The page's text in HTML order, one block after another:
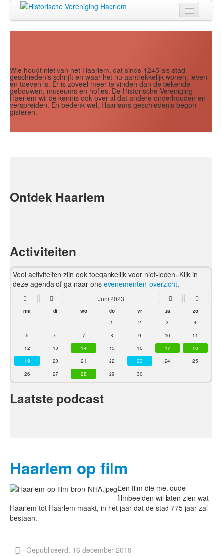
Zien
Lezen
Over ons
Wie houdt niet van het Haarlem, dat sinds 1245 als stad
geschiedenis schrijft en waar het nu aantrekkelijk wonen, leven
en toeven is. Er is zoveel meer te vinden dan de bekende
gebouwen, museums en hofjes. De Historische Vereniging
Haerlem wil de kennis ook over al dat andere onderhouden en
verspreiden. En bedenk wel, Haarlems geschiedenis begon
gisteren.
Ontdek Haarlem
Activiteiten
Veel activiteiten zijn ook toegankelijk voor niet-leden. Kijk in
deze agenda of ga naar ons evenementen-overzicht.
Jaar Maand Jaar
Maand
Juni 2023
ma di wo do vr za
zo
1
2 3
4
5
6 7 8 9 10
11
12
13 14 15 16 17
18
19
20 21 22 23 24
25
26
27 28 29 30
Laatste podcast
Haarlem op film
Een film die met oude
filmbeelden wil laten zien wat
Haarlem tot Haarlem maakt, in het jaar dat de stad 775 jaar zal
bestaan.
Gepubliceerd: 16 december 2019